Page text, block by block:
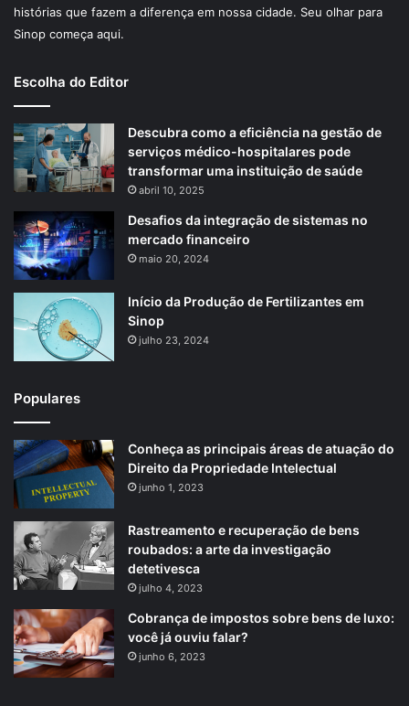
histórias que fazem a diferença em nossa cidade. Seu olhar para
Sinop começa aqui.
Escolha do Editor
Descubra como a eficiência na gestão de
serviços médico-hospitalares pode
transformar uma instituição de saúde
abril 10, 2025
Desafios da integração de sistemas no
mercado financeiro
maio 20, 2024
Início da Produção de Fertilizantes em
Sinop
julho 23, 2024
Populares
Conheça as principais áreas de atuação do
Direito da Propriedade Intelectual
junho 1, 2023
Rastreamento e recuperação de bens
roubados: a arte da investigação
detetivesca
julho 4, 2023
Cobrança de impostos sobre bens de luxo:
você já ouviu falar?
junho 6, 2023